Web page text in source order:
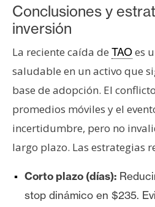
Conclusiones y
inversión
La reciente caída de TAOes
saludable en un activo que
base de adopción. El
promedios móviles y el
incertidumbre, pero no
largo plazo. Las estrategias
Corto plazo (días):
stop dinámico en $235.